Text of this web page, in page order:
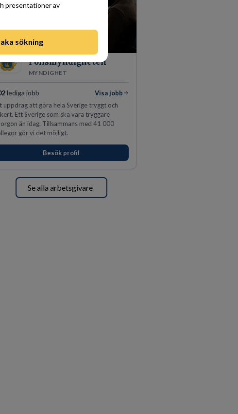
presentationer av
sökning
Polismyndigheten
MYNDIGHET
lediga jobb
Visa jobb
uppdrag att göra hela Sverige tryggt och
Ett Sverige som ska vara tryggare
än idag. Tillsammans med 41 000
gör vi det möjligt.
Besök profil
Se alla arbetsgivare